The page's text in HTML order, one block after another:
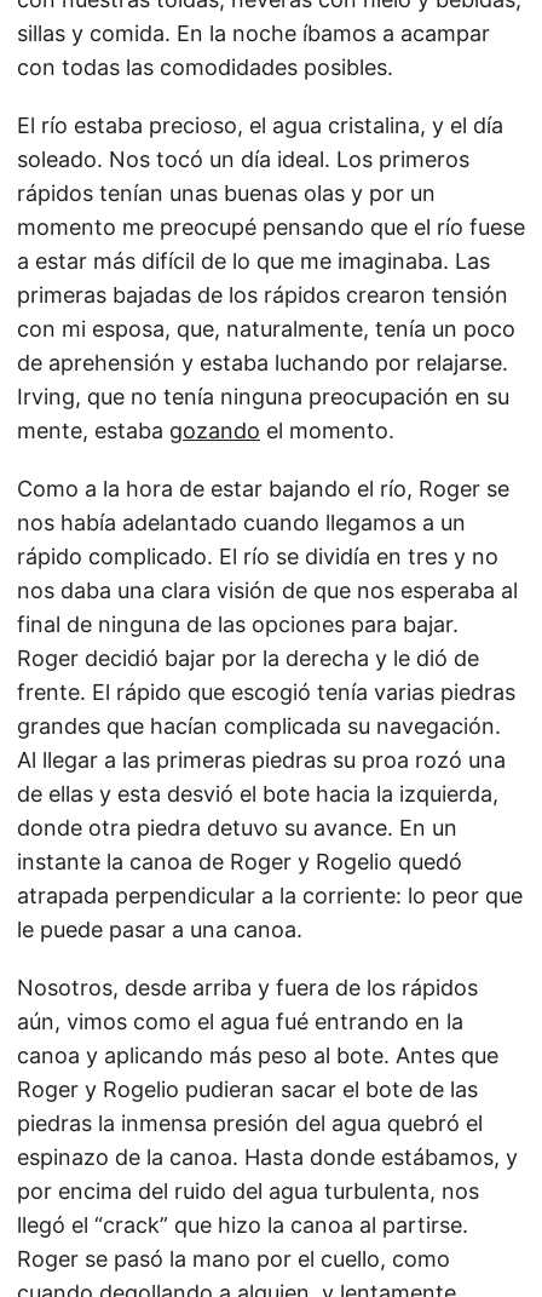
sillas y comida. En la noche íbamos a acampar
con todas las comodidades posibles.
El río estaba precioso, el agua cristalina, y el día
soleado. Nos tocó un día ideal. Los primeros
rápidos tenían unas buenas olas y por un
momento me preocupé pensando que el río fuese
a estar más difícil de lo que me imaginaba. Las
primeras bajadas de los rápidos crearon tensión
con mi esposa, que, naturalmente, tenía un poco
de aprehensión y estaba luchando por relajarse.
Irving, que no tenía ninguna preocupación en su
mente, estaba gozando el momento.
Como a la hora de estar bajando el río, Roger se
nos había adelantado cuando llegamos a un
rápido complicado. El río se dividía en tres y no
nos daba una clara visión de que nos esperaba al
final de ninguna de las opciones para bajar.
Roger decidió bajar por la derecha y le dió de
frente. El rápido que escogió tenía varias piedras
grandes que hacían complicada su navegación.
Al llegar a las primeras piedras su proa rozó una
de ellas y esta desvió el bote hacia la izquierda,
donde otra piedra detuvo su avance. En un
instante la canoa de Roger y Rogelio quedó
atrapada perpendicular a la corriente: lo peor que
le puede pasar a una canoa.
Nosotros, desde arriba y fuera de los rápidos
aún, vimos como el agua fué entrando en la
canoa y aplicando más peso al bote. Antes que
Roger y Rogelio pudieran sacar el bote de las
piedras la inmensa presión del agua quebró el
espinazo de la canoa. Hasta donde estábamos, y
por encima del ruido del agua turbulenta, nos
llegó el “crack” que hizo la canoa al partirse.
Roger se pasó la mano por el cuello, como